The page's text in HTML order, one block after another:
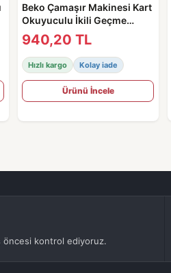
Beko Çamaşır Makinesi Kart
Okuyuculu İkili Geçme
Ventil - 2841020100 Orjinal
940,20 TL
Hızlı kargo Kolay iade
Ürünü İncele
öncesi kontrol ediyoruz.